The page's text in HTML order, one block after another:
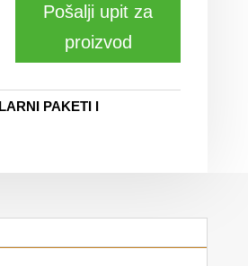
Pošalji upit za
proizvod
PAKETI I